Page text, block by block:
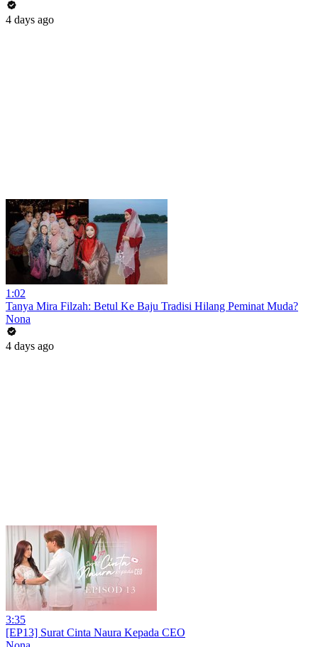
4 days ago
1:02
Tanya Mira Filzah: Betul Ke Baju Tradisi Hilang Peminat Muda?
Nona
4 days ago
3:35
[EP13] Surat Cinta Naura Kepada CEO